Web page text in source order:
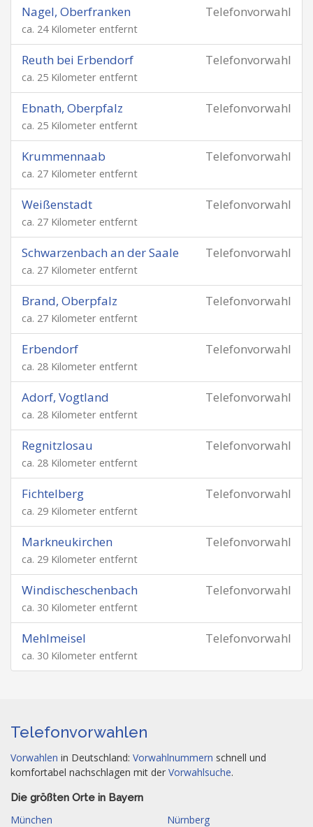
Telefonvorwahl
Nagel, Oberfranken
ca. 24 Kilometer entfernt
Telefonvorwahl
Reuth bei Erbendorf
ca. 25 Kilometer entfernt
Telefonvorwahl
Ebnath, Oberpfalz
ca. 25 Kilometer entfernt
Telefonvorwahl
Krummennaab
ca. 27 Kilometer entfernt
Telefonvorwahl
Weißenstadt
ca. 27 Kilometer entfernt
Telefonvorwahl
Schwarzenbach an der Saale
ca. 27 Kilometer entfernt
Telefonvorwahl
Brand, Oberpfalz
ca. 27 Kilometer entfernt
Telefonvorwahl
Erbendorf
ca. 28 Kilometer entfernt
Telefonvorwahl
Adorf, Vogtland
ca. 28 Kilometer entfernt
Telefonvorwahl
Regnitzlosau
ca. 28 Kilometer entfernt
Telefonvorwahl
Fichtelberg
ca. 29 Kilometer entfernt
Telefonvorwahl
Markneukirchen
ca. 29 Kilometer entfernt
Telefonvorwahl
Windischeschenbach
ca. 30 Kilometer entfernt
Telefonvorwahl
Mehlmeisel
ca. 30 Kilometer entfernt
Telefonvorwahlen
Vorwahlen in Deutschland: Vorwahlnummern schnell und
komfortabel nachschlagen mit der Vorwahlsuche.
Die größten Orte in Bayern
München
Nürnberg